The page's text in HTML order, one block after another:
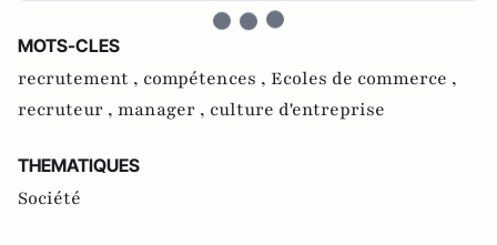
MOTS-CLES
recrutement , compétences , Ecoles de commerce ,
recruteur , manager , culture d'entreprise
THEMATIQUES
Société